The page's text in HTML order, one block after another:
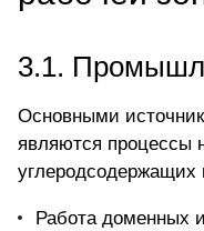
3.1.
Основными
являются процессы
углеродсодержащих
Работа доменных